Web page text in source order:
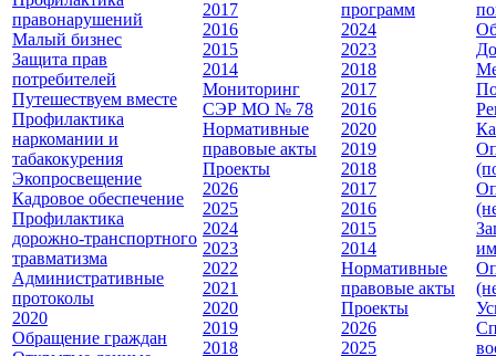
правонарушений
Малый бизнес
Защита прав
потребителей
Путешествуем вместе
Профилактика
наркомании и
табакокурения
Экопросвещение
Кадровое обеспечение
Профилактика
дорожно-транспортного
травматизма
Административные
протоколы
2020
Обращение граждан
2017
2016
2015
2014
Мониторинг
СЭР МО № 78
Нормативные
правовые акты
Проекты
2026
2025
2024
2023
2022
2021
2020
2019
2018
программ
2024
2023
2018
2017
2016
2020
2019
2018
2017
2016
2015
2014
Нормативные
правовые акты
Проекты
2026
2025